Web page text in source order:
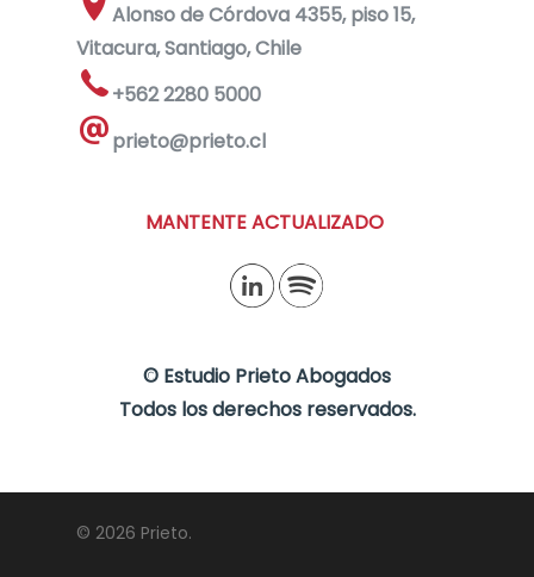
Alonso de Córdova 4355, piso 15,
Vitacura, Santiago, Chile
+562 2280 5000
prieto@prieto.cl
MANTENTE ACTUALIZADO
© Estudio Prieto Abogados
Todos los derechos reservados.
© 2026 Prieto.